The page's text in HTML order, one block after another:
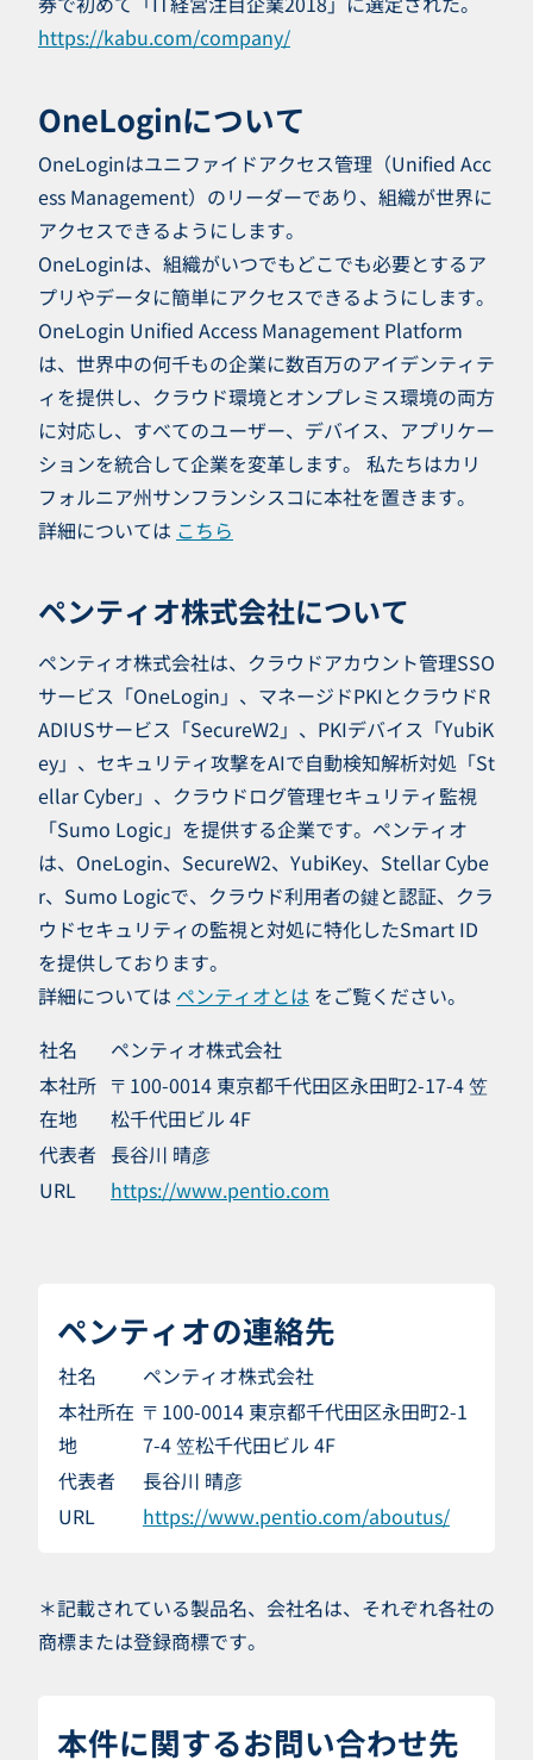
https://kabu.com/company/
OneLoginについて
OneLoginはユニファイドアクセス管理（Unified Acc
ess Management）のリーダーであり、組織が世界に
アクセスできるようにします。
OneLoginは、組織がいつでもどこでも必要とするア
プリやデータに簡単にアクセスできるようにします。
OneLogin Unified Access Management Platform
は、世界中の何千もの企業に数百万のアイデンティテ
ィを提供し、クラウド環境とオンプレミス環境の両方
に対応し、すべてのユーザー、デバイス、アプリケー
ションを統合して企業を変革します。 私たちはカリ
フォルニア州サンフランシスコに本社を置きます。
詳細については こちら
ペンティオ株式会社について
ペンティオ株式会社は、クラウドアカウント管理SSO
サービス「OneLogin」、マネージドPKIとクラウドR
ADIUSサービス「SecureW2」、PKIデバイス「YubiK
ey」、セキュリティ攻撃をAIで自動検知解析対処「St
ellar Cyber」、クラウドログ管理セキュリティ監視
「Sumo Logic」を提供する企業です。ペンティオ
は、OneLogin、SecureW2、YubiKey、Stellar Cybe
r、Sumo Logicで、クラウド利用者の鍵と認証、クラ
ウドセキュリティの監視と対処に特化したSmart ID
を提供しております。
詳細については ペンティオとは をご覧ください。
社名
ペンティオ株式会社
本社所
在地
〒100-0014 東京都千代田区永田町2-17-4 笠
松千代田ビル 4F
代表者 長谷川 晴彦
URL
https://www.pentio.com
ペンティオの連絡先
社名
ペンティオ株式会社
本社所在
地
〒100-0014 東京都千代田区永田町2-1
7-4 笠松千代田ビル 4F
代表者
長谷川 晴彦
URL
https://www.pentio.com/aboutus/
＊記載されている製品名、会社名は、それぞれ各社の
商標または登録商標です。
本件に関するお問い合わせ先